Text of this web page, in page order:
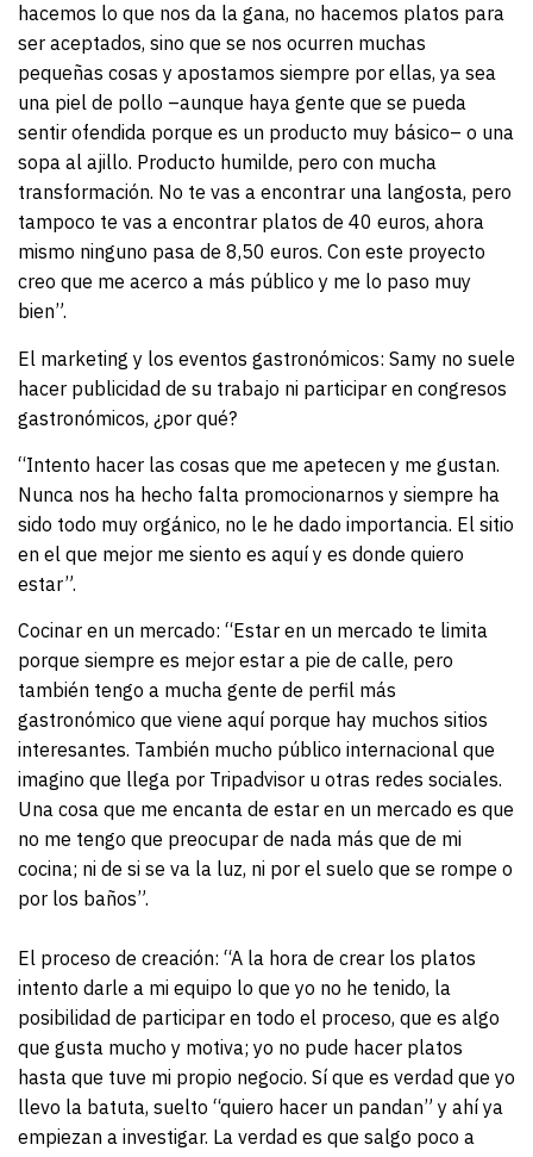
hacemos lo que nos da la gana, no hacemos platos para
ser aceptados, sino que se nos ocurren muchas
pequeñas cosas y apostamos siempre por ellas, ya sea
una piel de pollo –aunque haya gente que se pueda
sentir ofendida porque es un producto muy básico– o una
sopa al ajillo. Producto humilde, pero con mucha
transformación. No te vas a encontrar una langosta, pero
tampoco te vas a encontrar platos de 40 euros, ahora
mismo ninguno pasa de 8,50 euros. Con este proyecto
creo que me acerco a más público y me lo paso muy
bien”.
El marketing y los eventos gastronómicos: Samy no suele
hacer publicidad de su trabajo ni participar en congresos
gastronómicos, ¿por qué?
“Intento hacer las cosas que me apetecen y me gustan.
Nunca nos ha hecho falta promocionarnos y siempre ha
sido todo muy orgánico, no le he dado importancia. El sitio
en el que mejor me siento es aquí y es donde quiero
estar”.
Cocinar en un mercado: “Estar en un mercado te limita
porque siempre es mejor estar a pie de calle, pero
también tengo a mucha gente de perfil más
gastronómico que viene aquí porque hay muchos sitios
interesantes. También mucho público internacional que
imagino que llega por Tripadvisor u otras redes sociales.
Una cosa que me encanta de estar en un mercado es que
no me tengo que preocupar de nada más que de mi
cocina; ni de si se va la luz, ni por el suelo que se rompe o
por los baños”.
El proceso de creación: “A la hora de crear los platos
intento darle a mi equipo lo que yo no he tenido, la
posibilidad de participar en todo el proceso, que es algo
que gusta mucho y motiva; yo no pude hacer platos
hasta que tuve mi propio negocio. Sí que es verdad que yo
llevo la batuta, suelto “quiero hacer un pandan” y ahí ya
empiezan a investigar. La verdad es que salgo poco a